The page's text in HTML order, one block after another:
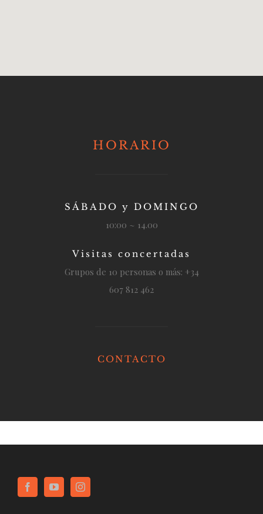
HORARIO
SÁBADO y DOMINGO
10:00 ~ 14.00
Visitas concertadas
Grupos de 10 personas o más: +34
607 812 462
CONTACTO